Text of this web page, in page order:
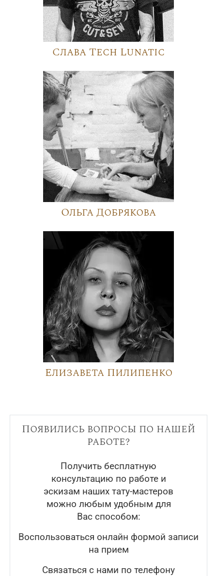
Слава Tech Lunatic
Ольга Добрякова
Елизавета Пилипенко
Появились вопросы по нашей
работе?
Получить бесплатную
консультацию по работе и
эскизам наших тату-мастеров
можно любым удобным для
Вас способом:
Воспользоваться онлайн формой записи
на прием
Связаться с нами по телефону